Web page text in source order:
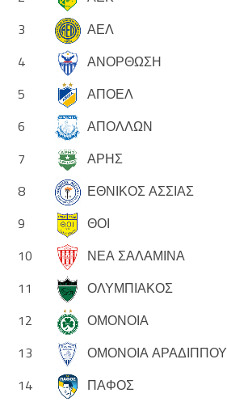
3
ΑΕΛ
4
ΑΝΟΡΘΩΣΗ
5
ΑΠΟΕΛ
6
ΑΠΟΛΛΩΝ
7
ΑΡΗΣ
8
ΕΘΝΙΚΟΣ ΑΣΣΙΑΣ
9
ΘΟΙ
10
ΝΕΑ ΣΑΛΑΜΙΝΑ
11
ΟΛΥΜΠΙΑΚΟΣ
12
ΟΜΟΝΟΙΑ
13
ΟΜΟΝΟΙΑ ΑΡΑΔΙΠΠΟΥ
14
ΠΑΦΟΣ